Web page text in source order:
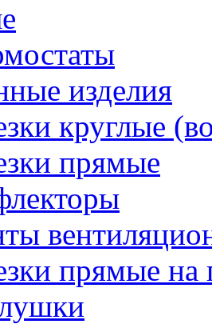
изделия
круглые
прямые
прямые на